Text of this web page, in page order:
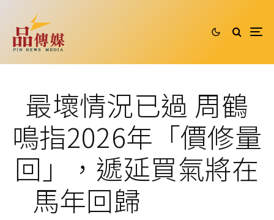
最壞情況已過 周鶴
鳴指2026年「價修量
回」，遞延買氣將在
馬年回歸